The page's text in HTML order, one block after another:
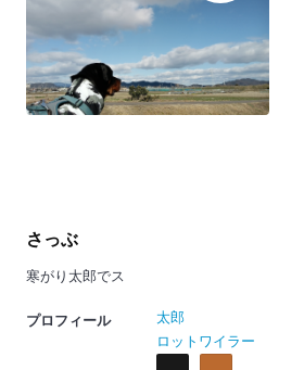
さっぶ
寒がり太郎でス
プロフィール
太郎
ロットワイラー